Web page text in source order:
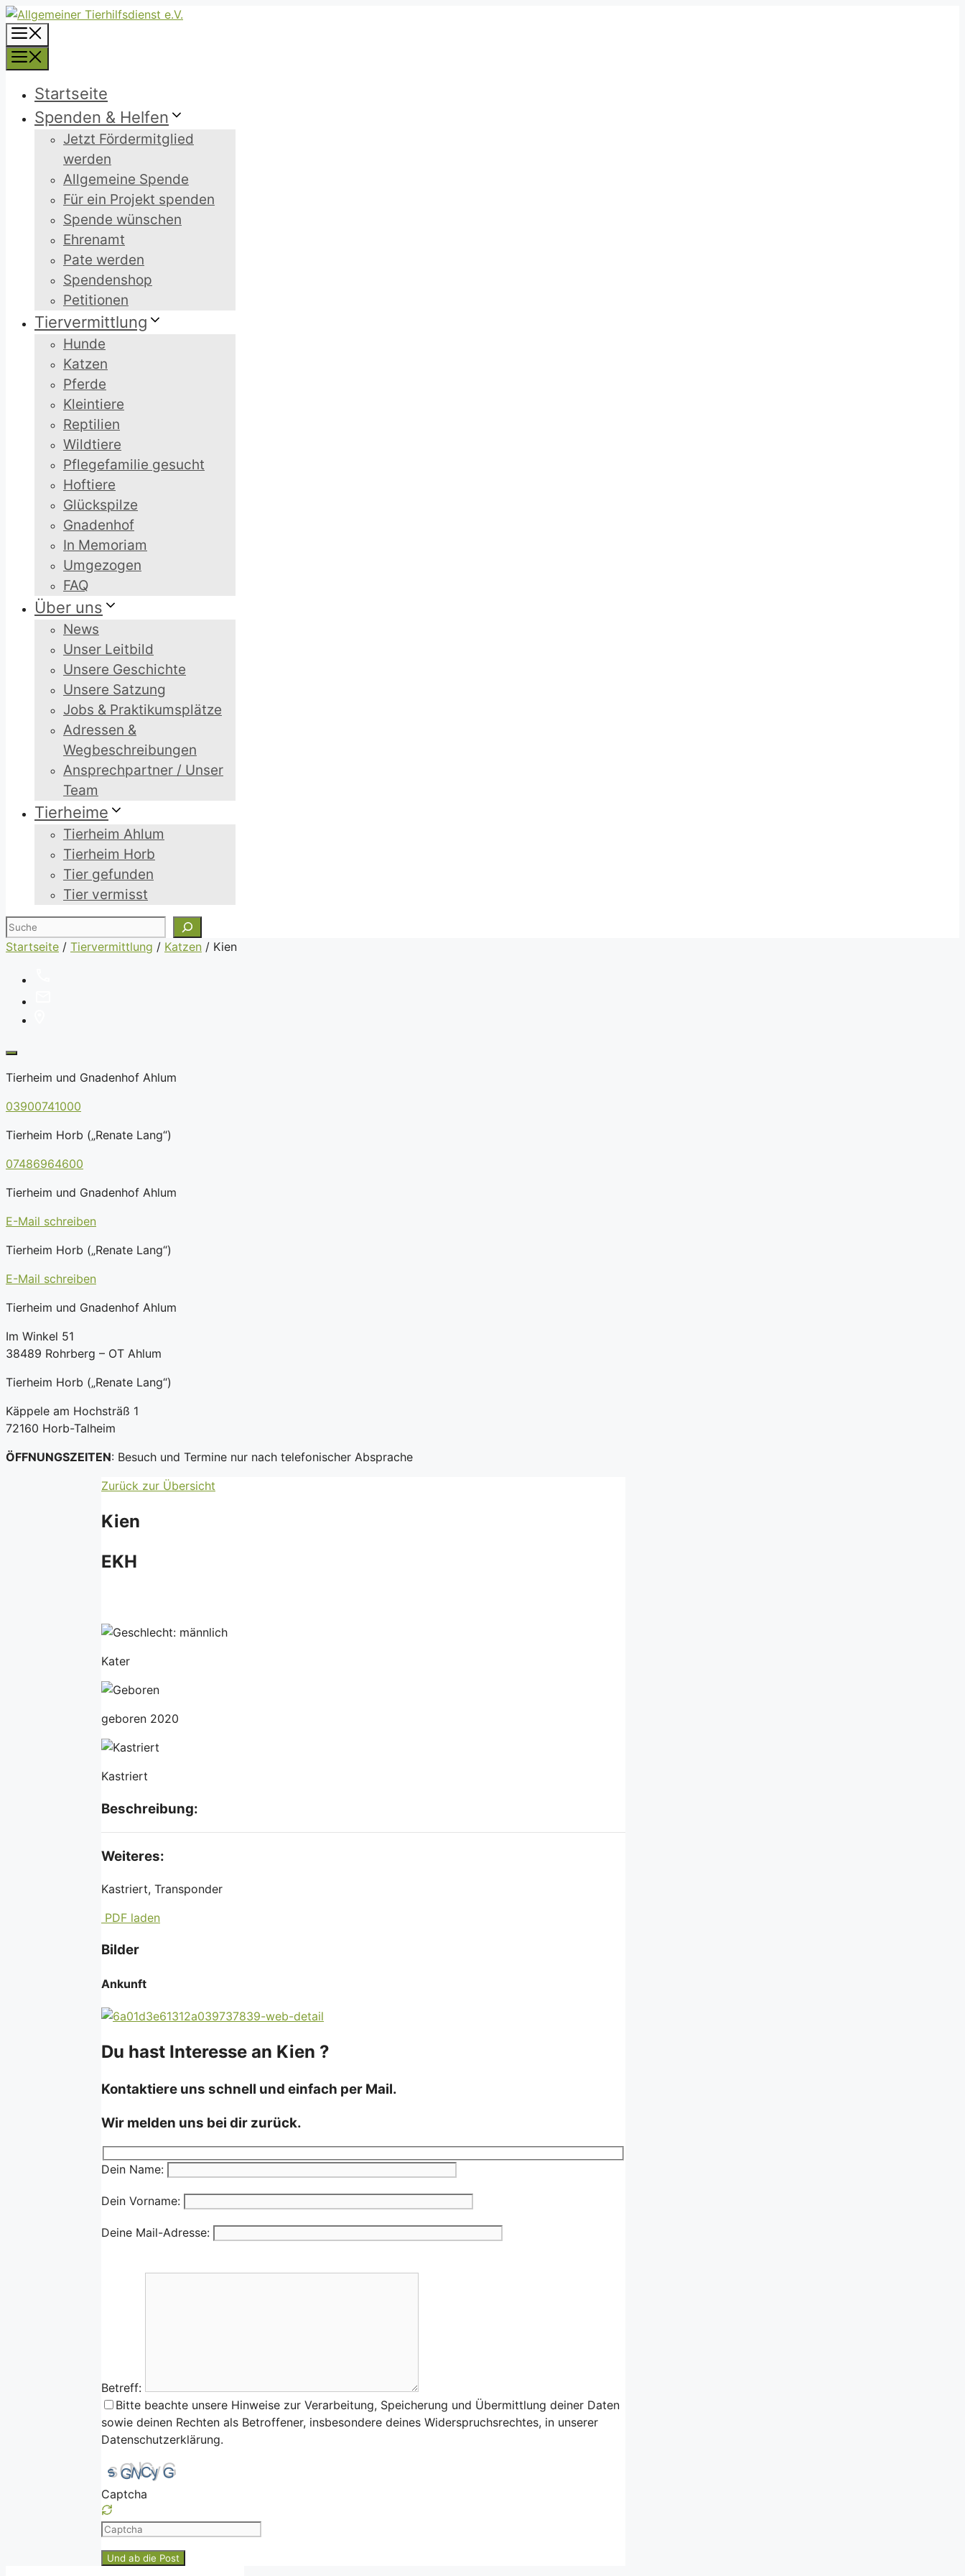
Zum
Inhalt
springen
Startseite
Spenden & Helfen
Jetzt Fördermitglied
werden
Allgemeine Spende
Für ein Projekt spenden
Spende wünschen
Ehrenamt
Pate werden
Spendenshop
Petitionen
Tiervermittlung
Hunde
Katzen
Pferde
Kleintiere
Reptilien
Wildtiere
Pflegefamilie gesucht
Hoftiere
Glückspilze
Gnadenhof
In Memoriam
Umgezogen
FAQ
Über uns
News
Unser Leitbild
Unsere Geschichte
Unsere Satzung
Jobs & Praktikumsplätze
Adressen &
Wegbeschreibungen
Ansprechpartner / Unser
Team
Tierheime
Tierheim Ahlum
Tierheim Horb
Tier gefunden
Tier vermisst
Suchen
Startseite / Tiervermittlung / Katzen / Kien
Tierheim und Gnadenhof Ahlum
03900741000
Tierheim Horb („Renate Lang“)
07486964600
Tierheim und Gnadenhof Ahlum
E-Mail schreiben
Tierheim Horb („Renate Lang“)
E-Mail schreiben
Tierheim und Gnadenhof Ahlum
Im Winkel 51
38489 Rohrberg – OT Ahlum
Tierheim Horb („Renate Lang“)
Käppele am Hochsträß 1
72160 Horb-Talheim
ÖFFNUNGSZEITEN: Besuch und Termine nur nach telefonischer Absprache
Zurück zur Übersicht
Kien
EKH
Kater
geboren 2020
Kastriert
Beschreibung:
Weiteres:
Kastriert, Transponder
PDF laden
Bilder
Ankunft
Du hast Interesse an Kien ?
Kontaktiere uns schnell und einfach per Mail.
Wir melden uns bei dir zurück.
Dein Name:
Dein Vorname:
Deine Mail-Adresse:
Betreff:
Bitte beachte unsere Hinweise zur Verarbeitung, Speicherung und Übermittlung deiner Daten
sowie deinen Rechten als Betroffener, insbesondere deines Widerspruchsrechtes, in unserer
Datenschutzerklärung.
Captcha
Please
the